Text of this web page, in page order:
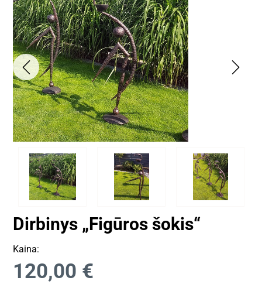
Dirbinys „Figūros šokis“
Kaina:
120,00 €